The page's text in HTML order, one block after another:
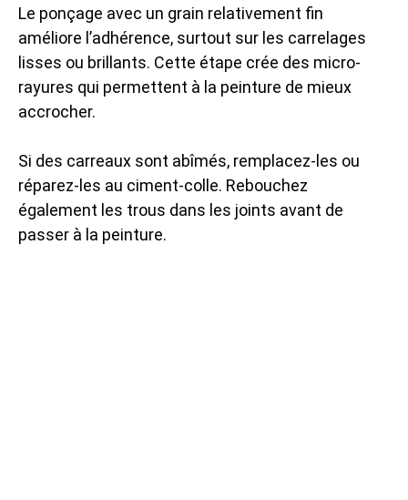
Le ponçage avec un grain relativement fin
améliore l’adhérence, surtout sur les carrelages
lisses ou brillants. Cette étape crée des micro-
rayures qui permettent à la peinture de mieux
accrocher.
Si des carreaux sont abîmés, remplacez-les ou
réparez-les au ciment-colle. Rebouchez
également les trous dans les joints avant de
passer à la peinture.